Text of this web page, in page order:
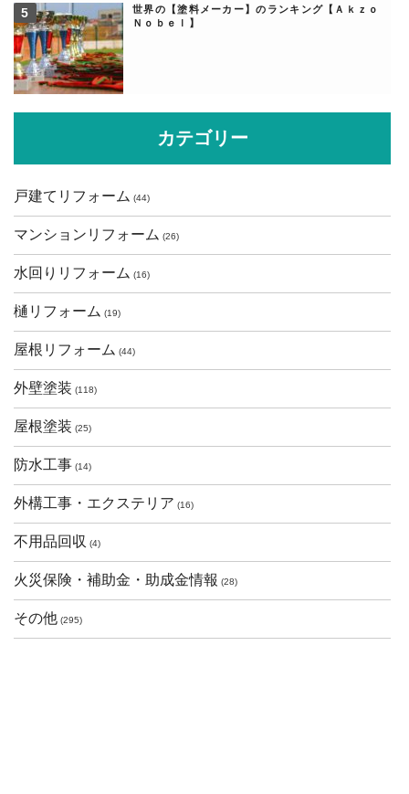
世界の【塗料メーカー】のランキング【Ａｋｚｏ
Ｎｏｂｅｌ】
カテゴリー
戸建てリフォーム (44)
マンションリフォーム (26)
水回りリフォーム (16)
樋リフォーム (19)
屋根リフォーム (44)
外壁塗装 (118)
屋根塗装 (25)
防水工事 (14)
外構工事・エクステリア (16)
不用品回収 (4)
火災保険・補助金・助成金情報 (28)
その他 (295)